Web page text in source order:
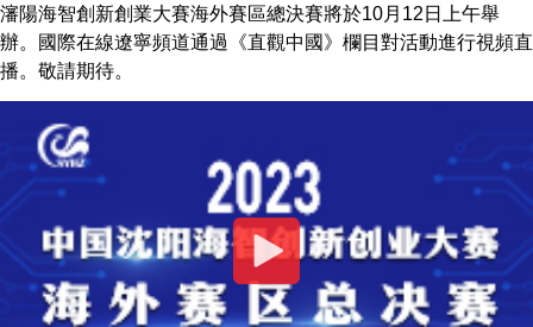
瀋陽海智創新創業大賽海外賽區總決賽將於10月12日上午舉
辦。國際在線遼寧頻道通過《直觀中國》欄目對活動進行視頻直
播。敬請期待。